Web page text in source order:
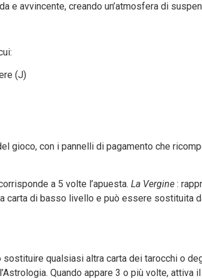
e avvincente, creando un’atmosfera di
(J)
gioco, con i pannelli di pagamento che
a 5 volte l’apuesta. La Vergine :
carta di basso livello e può essere sostituita
qualsiasi altra carta dei tarocchi o
Quando appare 3 o più volte, attiva